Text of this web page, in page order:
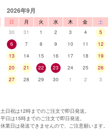
2026年9月
日 月 火 水 木 金
土
30
31 1 2 3 4
5
6
7 8 9 10 11
12
13
14 15 16 17 18
19
20
21 22 23 24 25
26
27
28 29 30 1 2 3
土日祝は12時までのご注文で即日発送。
平日は15時までのご注文で即日発送。
休業日は発送できませんので、ご注意願います。